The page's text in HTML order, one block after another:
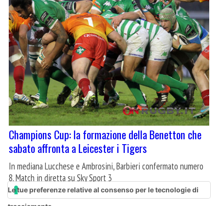
Champions Cup: la formazione della Benetton che
sabato affronta a Leicester i Tigers
In mediana Lucchese e Ambrosini, Barbieri confermato numero
8. Match in diretta su Sky Sport 3
15 Gennaio 2016Coppe Europee/Champions Cup
Le tue preferenze relative al consenso per le tecnologie di